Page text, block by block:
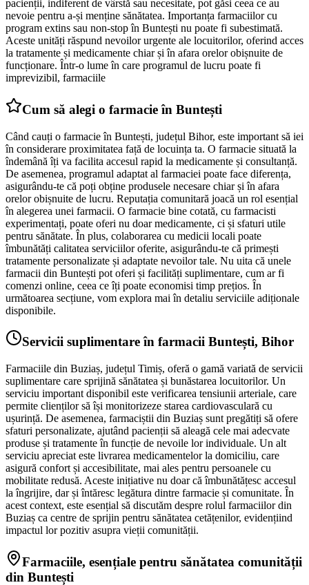
pacienții, indiferent de vârstă sau necesitate, pot găsi ceea ce au
nevoie pentru a-și menține sănătatea. Importanța farmaciilor cu
program extins sau non-stop în Buntești nu poate fi subestimată.
Aceste unități răspund nevoilor urgente ale locuitorilor, oferind acces
la tratamente și medicamente chiar și în afara orelor obișnuite de
funcționare. Într-o lume în care programul de lucru poate fi
imprevizibil, farmaciile
Cum să alegi o farmacie în Buntești
Când cauți o farmacie în Buntești, județul Bihor, este important să iei
în considerare proximitatea față de locuința ta. O farmacie situată la
îndemână îți va facilita accesul rapid la medicamente și consultanță.
De asemenea, programul adaptat al farmaciei poate face diferența,
asigurându-te că poți obține produsele necesare chiar și în afara
orelor obișnuite de lucru. Reputația comunitară joacă un rol esențial
în alegerea unei farmacii. O farmacie bine cotată, cu farmacisti
experimentați, poate oferi nu doar medicamente, ci și sfaturi utile
pentru sănătate. În plus, colaborarea cu medicii locali poate
îmbunătăți calitatea serviciilor oferite, asigurându-te că primești
tratamente personalizate și adaptate nevoilor tale. Nu uita că unele
farmacii din Buntești pot oferi și facilități suplimentare, cum ar fi
comenzi online, ceea ce îți poate economisi timp prețios. În
următoarea secțiune, vom explora mai în detaliu serviciile adiționale
disponibile.
Servicii suplimentare în farmacii Buntești, Bihor
Farmaciile din Buziaș, județul Timiș, oferă o gamă variată de servicii
suplimentare care sprijină sănătatea și bunăstarea locuitorilor. Un
serviciu important disponibil este verificarea tensiunii arteriale, care
permite clienților să își monitorizeze starea cardiovasculară cu
ușurință. De asemenea, farmaciștii din Buziaș sunt pregătiți să ofere
sfaturi personalizate, ajutând pacienții să aleagă cele mai adecvate
produse și tratamente în funcție de nevoile lor individuale. Un alt
serviciu apreciat este livrarea medicamentelor la domiciliu, care
asigură confort și accesibilitate, mai ales pentru persoanele cu
mobilitate redusă. Aceste inițiative nu doar că îmbunătățesc accesul
la îngrijire, dar și întăresc legătura dintre farmacie și comunitate. În
acest context, este esențial să discutăm despre rolul farmaciilor din
Buziaș ca centre de sprijin pentru sănătatea cetățenilor, evidențiind
impactul lor pozitiv asupra vieții comunității.
Farmaciile, esențiale pentru sănătatea comunității
din Buntești